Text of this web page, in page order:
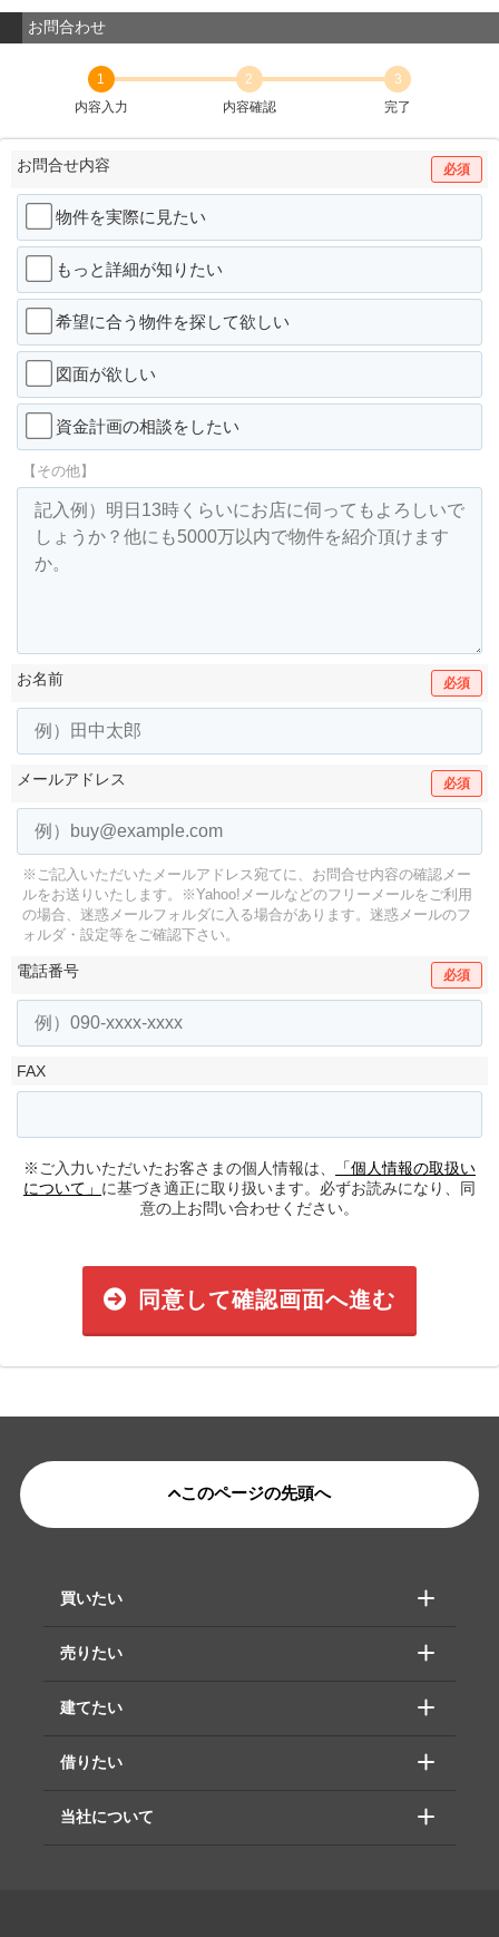
お問合わせ
1
内容入力
2
内容確認
3
完了
お問合せ内容 必須
物件を実際に見たい
もっと詳細が知りたい
希望に合う物件を探して欲しい
図面が欲しい
資金計画の相談をしたい
【その他】
お名前 必須
メールアドレス 必須
※ご記入いただいたメールアドレス宛てに、お問合せ内容の確認メー
ルをお送りいたします。
※Yahoo!メールなどのフリーメールをご利用
の場合、迷惑メールフォルダに入る場合があります。 迷惑メールのフ
ォルダ・設定等をご確認下さい。
電話番号 必須
FAX
※ご入力いただいたお客さまの個人情報は、
「個人情報の取扱い
について」 に基づき適正に取り扱います。必ずお読みになり、同
意の上お問い合わせください。
同意して確認画面へ進む
このページの先頭へ
買いたい
売りたい
建てたい
借りたい
当社について